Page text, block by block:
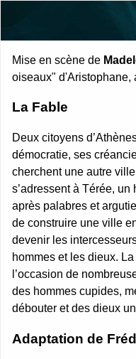
Passer au contenu principal